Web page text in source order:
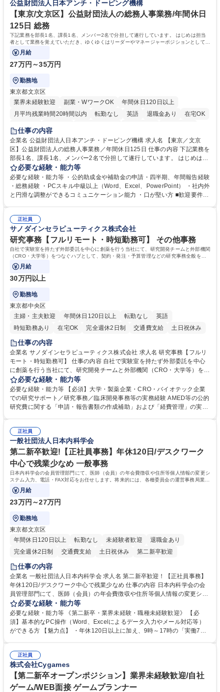
や社内副業等を活用し、 一人ひとりが挑戦できるカルチャーが浸透してい
ます。 学歴・資格 学歴：大学院 大学 高専 短大 専修学校 高校 語学力：
資格：
公益財団法人日本アンチ・ドーピング機構
【東京/文京区】公益財団法人の総務人事業務/年間休日
125日 総務
下記業務を部長1名、課長1名、メンバー2名で分担して遂行しています。 はじめは担当
者として業務を覚えていただき、ゆくゆくはリーダーやマネージャーポジションとして活
躍いただくことを期待しています。
月給
27万円～35万円
勤務地
東京都文京区
業界未経験歓迎
副業・WワークOK
年間休日120日以上
月平均残業時間20時間以内
転勤なし 英語 退職金あり
在宅OK
賞与あり
育休あり
食事補助あり
仕事の内容
企業名 公益財団法人日本アンチ・ドーピング機構 求人名 【東京／文京
区】公益財団法人の総務人事業務／年間休日125日 仕事の内容 下記業務を
部長1名、課長1名、メンバー2名で分担して遂行しています。 はじめは担
当者として業務を覚えていただき、ゆくゆくはリーダーやマネージャーポ
ジションとして活躍いただくことを期待しています。 【総務・人事グルー
プの業務内容】 ・人事制度関連 ・採用活動 ・教育研修の企画、実行 ・勤
怠管理 ・官公庁への各種提出 ・法定の会議運営（評議員会、理事会） ・
管理 ・福利厚生関連 ・職員からの問合せ、相談対応 ・その他日常の総務
業務全般 募集職種 【東京／文京区】公益財団法人の総務人事業務／年間
休日125日
必要な経験・能力等
必要な経験・能力等 ・公的助成金や補助金の申請・四半期、年間報告経験
・総務経験 ・PCスキル中級以上（Word、Excel、PowerPoint） ・社内外
と円滑な調整ができるコミュニケーション能力 ・口が堅い方 ■歓迎要件
正社員
サノダインセラピューティクス株式会社
研究事務【フルリモート・時短勤務可】 その他事務
自社で実験室を持たず外部委託を中心に創薬を行う当社にて、研究開発チームと外部機関
（CRO・大学等）をつなぐハブとして、契約・発注・予算管理などの研究事務全般をお
任せします。
月給
30万円以上
勤務地
東京都中央区
主婦・主夫歓迎
年間休日120日以上 転勤なし
英語
時短勤務あり
在宅OK 完全週休2日制 交通費支給 土日祝休み
仕事の内容
企業名 サノダインセラピューティクス株式会社 求人名 研究事務【フルリ
モート・時短勤務可】 仕事の内容 自社で実験室を持たず外部委託を中心
に創薬を行う当社にて、研究開発チームと外部機関（CRO・大学等）をつ
なぐハブとして、契約・発注・予算管理などの研究事務全般をお任せしま
す。 ■見積取得、発注、検収、請求処理等の事務手続き ■委託先との定例
会議の調整・アジェンダ準備・議事録作成 ■研究報告書、試験関連資料、
SOP等の整備・版管理・保管 ■研究開発の進捗・タイムライン・予算執行
集職種 研究事務【フルリモート・時短勤務可】
必要な経験・能力等
必要な経験・能力等 【必須】大学・製薬企業・CRO・バイオテック企業
での研究サポート／研究事務／臨床開発事務等の実務経験 AMED等の公的
研究費に関する「申請・報告書類の作成補助」および「経費管理」の実務
き方について】フルリモートやハイブリッド勤務、時短勤務など個々のラ
イフスタイルに応じた柔軟な働き方が可能です。育児や介護との両立も応
援します。 学歴・資格 学歴：大学院 大学 語学力： 資格：
正社員
一般社団法人日本内科学会
第二新卒歓迎!【正社員事務】年休120日/デスクワーク
中心で残業少なめ 一般事務
日本内科学会の会員管理部門にて、医師（会員）の年会費徴収や住所等個人情報の変更シ
ステム入力、電話・FAX対応をお任せします。将来的には、各種委員会の運営事務局業務
などにも幅広く携わっていただきます。
月給
23万円～27万円
勤務地
東京都文京区
年間休日120日以上
転勤なし 未経験者歓迎
退職金あり
完全週休2日制
交通費支給 土日祝休み 第二新卒歓迎
仕事の内容
企業名 一般社団法人日本内科学会 求人名 第二新卒歓迎！【正社員事務】
年休120日/デスクワーク中心で残業少なめ 仕事の内容 日本内科学会の会
員管理部門にて、医師（会員）の年会費徴収や住所等個人情報の変更シス
テム入力、電話・FAX対応をお任せします。将来的には、各種委員会の運
営事務局業務などにも幅広く携わっていただきます。 【会員管理・データ
入力業務】 ・医師（会員）の住所変更、個人情報のシステム登録・更新
・年会費の徴収管理や入金データの照合確認 【問い合わせ対応】 ・会員
年休120日/デスクワーク中心で残業少なめ
必要な経験・能力等
必要な経験・能力等 《第二新卒・業界未経験・職種未経験歓迎》 【必
須】基本的なPC操作（Word、Excelによるデータ入力やメール対応等）
ができる方 【魅力点】 ・年休120日以上に加え、9時～17時の「実働7時
整、資料作成、当日の運営サポート 学歴・資格 学歴：大学院 大学 語学
力： 資格：
正社員
株式会社Cygames
【第二新卒オープンポジション】業界未経験歓迎/自社
ゲーム/WEB面接 ゲームプランナー